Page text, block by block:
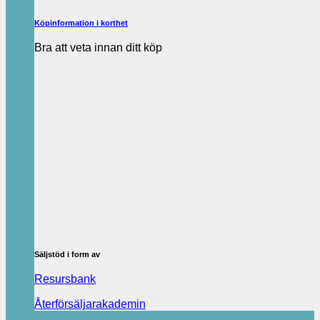
Köpinformation i korthet
Bra att veta innan ditt köp
Säljstöd i form av
Resursbank
Återförsäljarakademin